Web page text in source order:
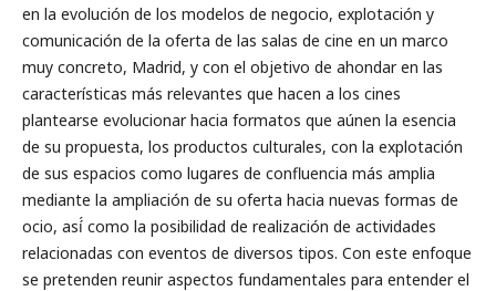
en la evolución de los modelos de negocio, explotación y
comunicación de la oferta de las salas de cine en un marco
muy concreto, Madrid, y con el objetivo de ahondar en las
características más relevantes que hacen a los cines
plantearse evolucionar hacia formatos que aúnen la esencia
de su propuesta, los productos culturales, con la explotación
de sus espacios como lugares de confluencia más amplia
mediante la ampliación de su oferta hacia nuevas formas de
ocio, así́ como la posibilidad de realización de actividades
relacionadas con eventos de diversos tipos. Con este enfoque
se pretenden reunir aspectos fundamentales para entender el